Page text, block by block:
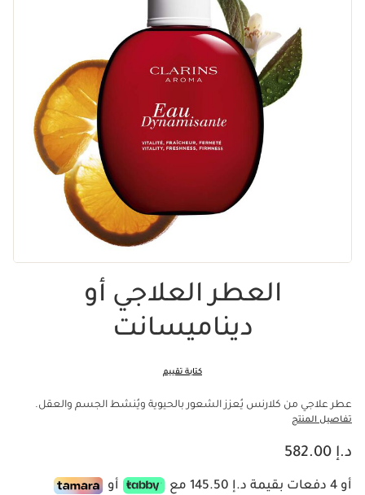
العطر العلاجي أو
ديناميسانت
كتابة تقييم
عطر علاجي من كلارنس يُعزز الشعور بالحيوية ويُنشط الجسم والعقل.
تفاصيل المنتج
السعر الحالي هو د.إ 582.00
د.إ 582.00
أو 4 دفعات بقيمة د.إ 145.50 مع أو